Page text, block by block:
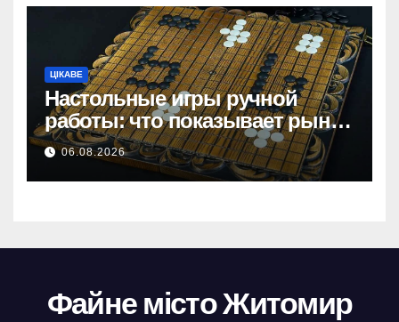
ЦІКАВЕ
Настольные игры ручной
работы: что показывает рынок
и почему цифры говорят сами
за себя
06.08.2026
Файне місто Житомир